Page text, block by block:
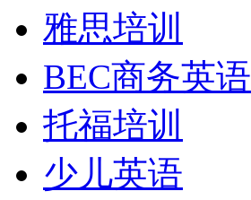
雅思培训
BEC商务英语
托福培训
少儿英语